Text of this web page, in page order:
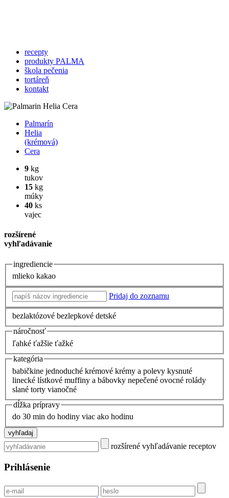
recepty
produkty PALMA
škola pečenia
tortáreň
kontakt
Palmarín
Helia
(krémová)
Cera
9 kg
tukov
15 kg
múky
40 ks
vajec
rozšírené
vyhľadávanie
ingrediencie
mlieko kakao
Pridaj do zoznamu
bezlaktózové bezlepkové detské
náročnosť
ľahké ťažšie ťažké
kategória
babičkine jednoduché krémové krémy a polevy kysnuté
linecké lístkové muffiny a bábovky nepečené ovocné rolády
slané torty vianočné
dĺžka prípravy
do 30 min do hodiny viac ako hodinu
rozšírené vyhľadávanie receptov
Prihlásenie